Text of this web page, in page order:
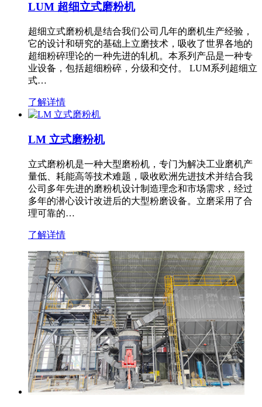
LUM 超细立式磨粉机
超细立式磨粉机是结合我们公司几年的磨机生产经验，
它的设计和研究的基础上立磨技术，吸收了世界各地的
超细粉碎理论的一种先进的轧机。本系列产品是一种专
业设备，包括超细粉碎，分级和交付。 LUM系列超细立
式…
了解详情
LM 立式磨粉机
立式磨粉机是一种大型磨粉机，专门为解决工业磨机产
量低、耗能高等技术难题，吸收欧洲先进技术并结合我
公司多年先进的磨粉机设计制造理念和市场需求，经过
多年的潜心设计改进后的大型粉磨设备。立磨采用了合
理可靠的…
了解详情